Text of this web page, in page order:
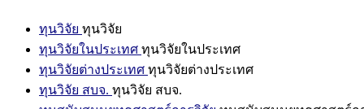
ทุนวิจัย ทุนวิจัย
ทุนวิจัยในประเทศ ทุนวิจัยในประเทศ
ทุนวิจัยต่างประเทศ ทุนวิจัยต่างประเทศ
ทุนวิจัย สบจ. ทุนวิจัย สบจ.